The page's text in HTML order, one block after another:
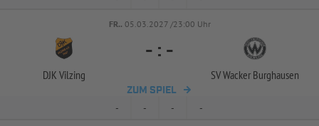
FR.. 05.03.2027 /23:00 Uhr
DJK Vilzing
- : -
SV Wacker Burghausen
ZUM SPIEL
- - - -